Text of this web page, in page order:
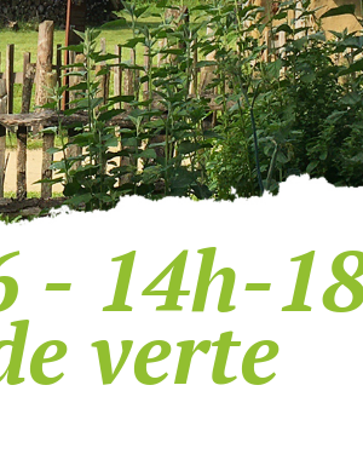
- 14h-
verte